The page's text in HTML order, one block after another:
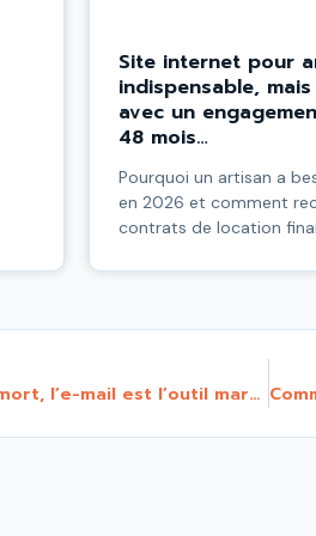
Site internet pour
indispensable, mais
avec un
48 mois…
Pourquoi un artisan a
en 2026 et comment
contrats de location
sur 48 mois. Les 7
L’e-mailing est loin d’être mort, l’e-mail est l’outil marketing le plus puissant